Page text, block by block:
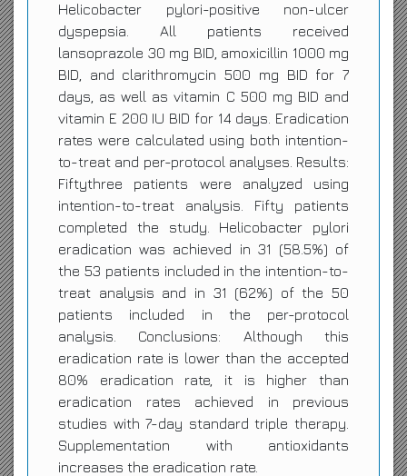
Helicobacter pylori-positive non-ulcer
dyspepsia. All patients received
lansoprazole 30 mg BID, amoxicillin 1000 mg
BID, and clarithromycin 500 mg BID for 7
days, as well as vitamin C 500 mg BID and
vitamin E 200 IU BID for 14 days. Eradication
rates were calculated using both intention-
to-treat and per-protocol analyses. Results:
Fiftythree patients were analyzed using
intention-to-treat analysis. Fifty patients
completed the study. Helicobacter pylori
eradication was achieved in 31 (58.5%) of
the 53 patients included in the intention-to-
treat analysis and in 31 (62%) of the 50
patients included in the per-protocol
analysis. Conclusions: Although this
eradication rate is lower than the accepted
80% eradication rate, it is higher than
eradication rates achieved in previous
studies with 7-day standard triple therapy.
Supplementation with antioxidants
increases the eradication rate.